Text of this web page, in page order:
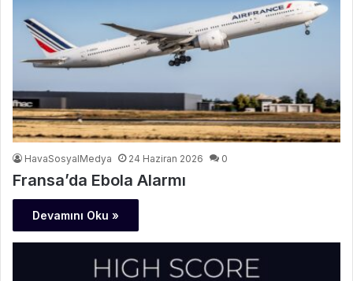
HavaSosyalMedya 24 Haziran 2026 0
Fransa’da Ebola Alarmı
Devamını Oku »